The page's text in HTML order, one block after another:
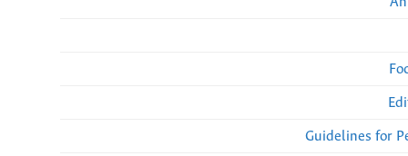
Guidelines for